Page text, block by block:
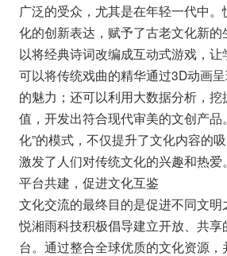
广泛的受众，尤其是在年轻一代中
化的创新表达，赋予了古老文化新
以将经典诗词改编成互动式游戏，让
可以将传统戏曲的精华通过3D动画
的魅力；还可以利用大数据分析，挖
值，开发出符合现代审美的文创产品
化”的模式，不仅提升了文化内容的
激发了人们对传统文化的兴趣和热爱。
平台共建，促进文化互鉴
文化交流的最终目的是促进不同文明
悦湘雨科技积极倡导建立开放、共
台。通过整合全球优质的文化资源，